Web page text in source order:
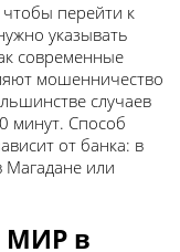
перейти к
указывать
современные
мошенничество
случаев
минут. Способ
от банка: в
Магадане или
МИР в